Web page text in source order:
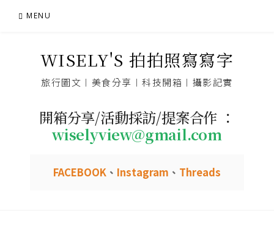
MENU
WISELY'S 拍拍照寫寫字
旅行圖文︱美食分享︱科技開箱︱攝影記實
開箱分享/活動採訪/提案合作 ：
wiselyview@gmail.com
FACEBOOK 、 Instagram 、 Threads